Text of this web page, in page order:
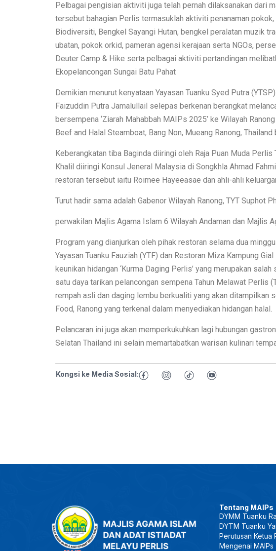
Pelbagai pengisian aktiviti juga telah pernah dilaksanakan dari
tersebut bahagian Perlis termasuklah aktiviti penanaman pokok,
Biodiversiti, Bengkel Sayangi Hutan, bengkel peralatan muzik
ubatan, pokok orkid, pameran agensi kerajaan serta NGOs,
Deuter Camp & Hike serta pelbagai aktiviti pertandingan
Ekopelancongan Sungai Batu Pahat
Demikian menurut kenyataan Yayasan Tuanku Syed Putra
Faizuddin Putra Jamalullail selepas berkenan berangkat
bersempena ‘Ziarah Mahabbah MAIPs 2025’ ke Wilayah
Beef and Halal Steamboat, Bang Non, Mueang Ranong, Thailand
Keberangkatan tiba Baginda diiringi oleh Raja Puan Muda Perlis
Khalil diiringi Konsul Jeneral Malaysia di Songkhla Ahmad
restoran tersebut iaitu Roimee Hayeeasae dan ahli-ahli
Turut hadir sama adalah Gabenor Wilayah Ranong, TYT Suphot
perwakilan Majlis Agama Islam 6 Wilayah Andaman dan Majlis
Program yang dianjurkan oleh pihak restoran selama dua
Yayasan Tuanku Fauziah (YTF) dan Restoran Miza Kampung
keunikan hidangan ‘Kurma Daging Perlis’ yang merupakan
satu daya tarikan pelancongan sempena Tahun Melawat Perlis
rempah asli dan daging lembu berkualiti yang akan ditampilkan
Food, Ranong yang terkenal dalam menyediakan hidangan halal.
Pelancaran ini juga akan memperkukuhkan lagi hubungan
Selatan Thailand ini selain memartabatkan warisan kulinari
Kongsi ke Media Sosial:
Tentang MAIPs
DYMM Tuanku
DYTM Tuanku
Perutusan Ketua
Mengenai MAIPs